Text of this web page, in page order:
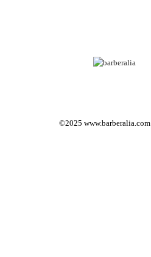
©2025www.barberalia.com